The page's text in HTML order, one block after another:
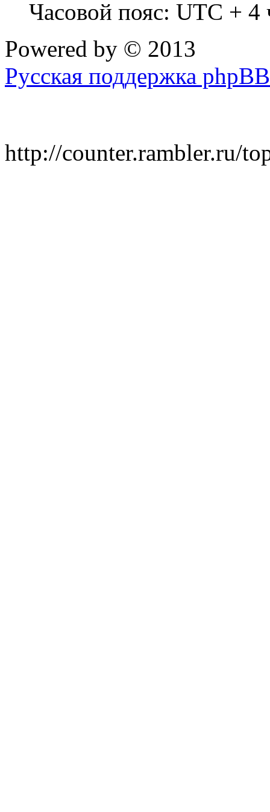
Часовой пояс: UTC + 4
Powered by © 2013
Русская поддержка phpBB
http://counter.rambler.ru/